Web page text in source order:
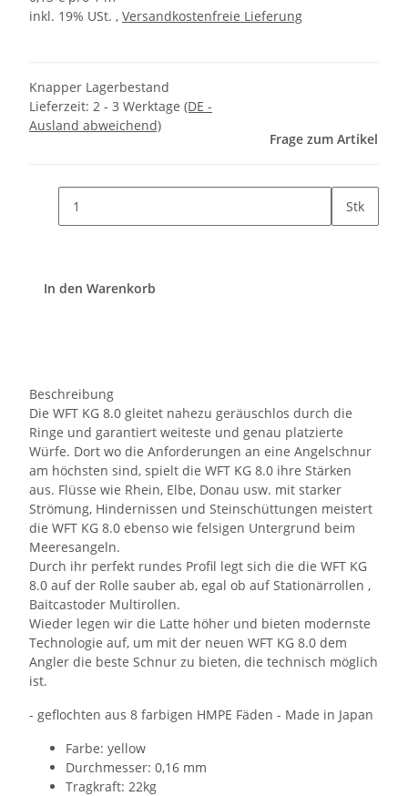
inkl. 19% USt. , Versandkostenfreie Lieferung
Knapper Lagerbestand
Lieferzeit: 2 - 3 Werktage (DE -
Ausland abweichend)
Frage zum Artikel
Stk
In den Warenkorb
Beschreibung
Die WFT KG 8.0 gleitet nahezu geräuschlos durch die
Ringe und garantiert weiteste und genau platzierte
Würfe. Dort wo die Anforderungen an eine Angelschnur
am höchsten sind, spielt die WFT KG 8.0 ihre Stärken
aus. Flüsse wie Rhein, Elbe, Donau usw. mit starker
Strömung, Hindernissen und Steinschüttungen meistert
die WFT KG 8.0 ebenso wie felsigen Untergrund beim
Meeresangeln.
Durch ihr perfekt rundes Profil legt sich die die WFT KG
8.0 auf der Rolle sauber ab, egal ob auf Stationärrollen ,
Baitcastoder Multirollen.
Wieder legen wir die Latte höher und bieten modernste
Technologie auf, um mit der neuen WFT KG 8.0 dem
Angler die beste Schnur zu bieten, die technisch möglich
ist.
- geflochten aus 8 farbigen HMPE Fäden - Made in Japan
Farbe: yellow
Durchmesser: 0,16 mm
Tragkraft: 22kg